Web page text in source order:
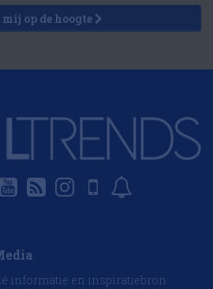
mij op de hoogte
informatie en inspiratiebron